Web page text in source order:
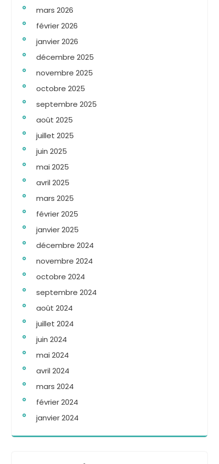
mars 2026
février 2026
janvier 2026
décembre 2025
novembre 2025
octobre 2025
septembre 2025
août 2025
juillet 2025
juin 2025
mai 2025
avril 2025
mars 2025
février 2025
janvier 2025
décembre 2024
novembre 2024
octobre 2024
septembre 2024
août 2024
juillet 2024
juin 2024
mai 2024
avril 2024
mars 2024
février 2024
janvier 2024